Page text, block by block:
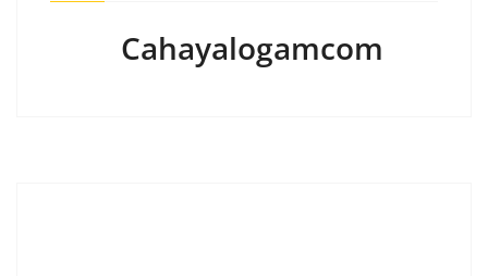
Cahayalogamcom